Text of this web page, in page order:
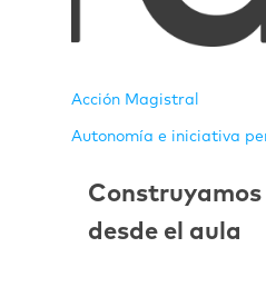
Acción Magistral
Autonomía e iniciativa
Construyamos
desde el aula